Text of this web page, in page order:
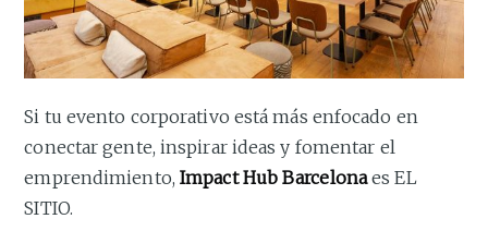
Si tu evento corporativo está más enfocado en
conectar gente, inspirar ideas y fomentar el
emprendimiento, Impact Hub Barcelonaes EL
SITIO.